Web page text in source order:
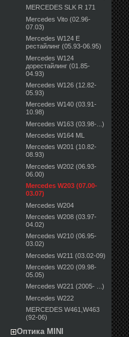
MERCEDES SLK R 171
Mercedes Vito (02.96-
07.03)
Mercedes W124 E
рестайлинг (05.93-06.95)
Mercedes W124
дорестайлинг (01.85-
04.93)
Mercedes W126 (12.82-
05.93)
Mercedes W140 (03.91-
10.98)
Mercedes W163 (03.98-...)
Mercedes W164 ML
Mercedes W201 (10.82-
08.93)
Mercedes W202 (06.93-
06.00)
Mercedes W203 (07.00-
03.07)
Mercedes W204
Mercedes W208 (03.97-
04.02)
Mercedes W210 (06.95-
03.02)
Mercedes W211 (03.02-09)
Mercedes W220 (09.98-
05.05)
Mercedes W221 (2005- ...)
Mercedes W222
MERCEDES W461,W463
(92-06)
Оптика MINI